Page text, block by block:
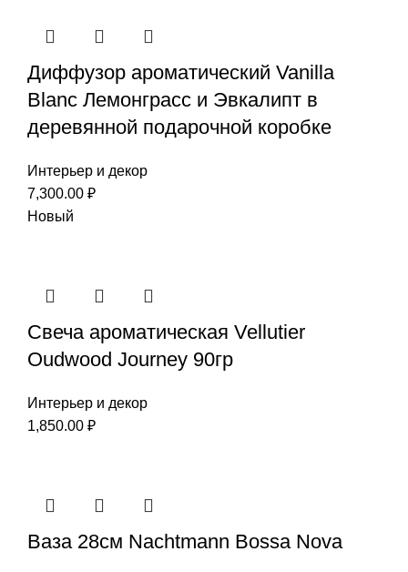
Диффузор ароматический Vanilla
Blanc Лемонграсс и Эвкалипт в
деревянной подарочной коробке
Интерьер и декор
7,300.00 ₽
Новый
Свеча ароматическая Vellutier
Oudwood Journey 90гр
Интерьер и декор
1,850.00 ₽
Ваза 28см Nachtmann Bossa Nova